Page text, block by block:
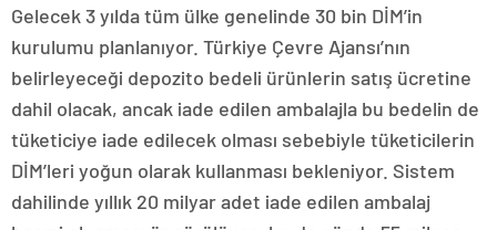
Gelecek 3 yılda tüm ülke genelinde 30 bin DİM’in
kurulumu planlanıyor. Türkiye Çevre Ajansı’nın
belirleyeceği depozito bedeli ürünlerin satış ücretine
dahil olacak, ancak iade edilen ambalajla bu bedelin de
tüketiciye iade edilecek olması sebebiyle tüketicilerin
DİM’leri yoğun olarak kullanması bekleniyor. Sistem
dahilinde yıllık 20 milyar adet iade edilen ambalaj